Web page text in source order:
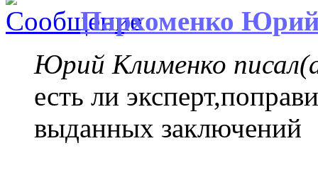
Пархоменко
Юрий Клименко
есть ли
выданных заключений